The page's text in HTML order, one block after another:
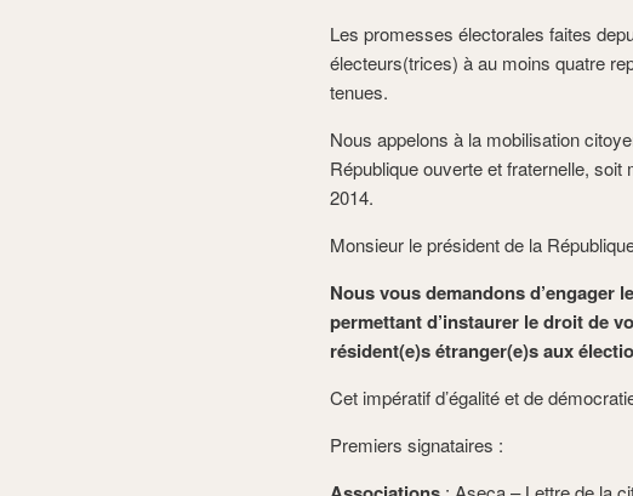
Les promesses électorales faites
électeurs(trices) à au moins quatre
tenues.
Nous appelons à la mobilisation
République ouverte et fraternelle,
2014.
Monsieur le président de la
Nous vous demandons
permettant d’instaurer le droit de
résident(e)s étranger(e)s aux
Cet impératif d’égalité et de
Premiers signataires :